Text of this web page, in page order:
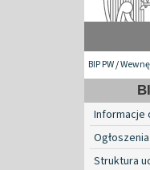
BIP PW/
Informacje
Ogłoszenia
Struktura